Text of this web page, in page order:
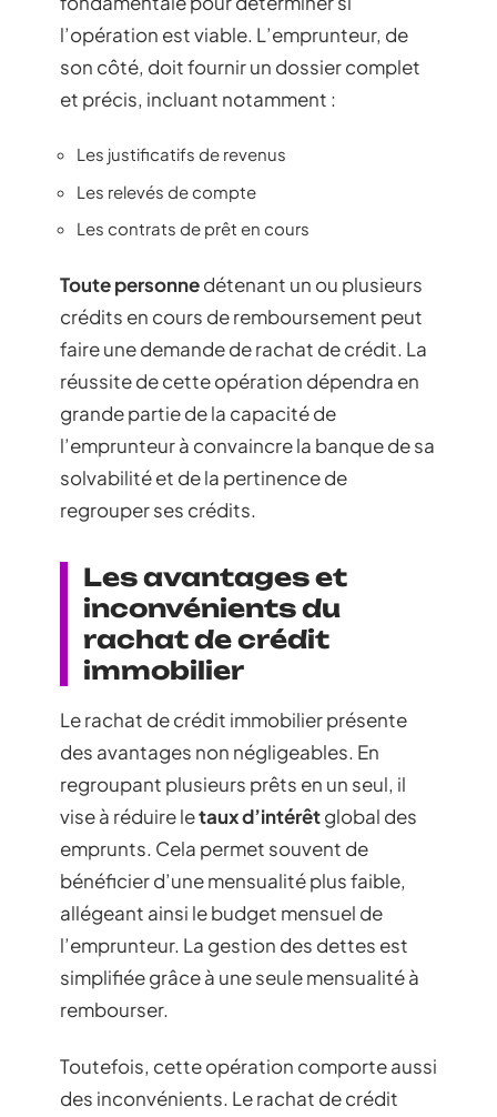
l’opération est viable. L’emprunteur, de
son côté, doit fournir un dossier complet
et précis, incluant notamment :
Les justificatifs de revenus
Les relevés de compte
Les contrats de prêt en cours
Toute personnedétenant un ou plusieurs
crédits en cours de remboursement peut
faire une demande de rachat de crédit. La
réussite de cette opération dépendra en
grande partie de la capacité de
l’emprunteur à convaincre la banque de sa
solvabilité et de la pertinence de
regrouper ses crédits.
Les avantages et
inconvénients du
rachat de crédit
immobilier
Le rachat de crédit immobilier présente
des avantages non négligeables. En
regroupant plusieurs prêts en un seul, il
vise à réduire letaux d’intérêtglobal des
emprunts. Cela permet souvent de
bénéficier d’une mensualité plus faible,
allégeant ainsi le budget mensuel de
l’emprunteur. La gestion des dettes est
simplifiée grâce à une seule mensualité à
rembourser.
Toutefois, cette opération comporte aussi
des inconvénients. Le rachat de crédit